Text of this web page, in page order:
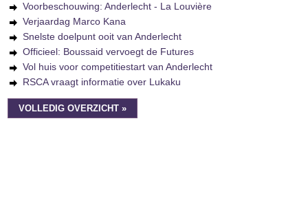
Voorbeschouwing: Anderlecht - La Louvière
Verjaardag Marco Kana
Snelste doelpunt ooit van Anderlecht
Officieel: Boussaid vervoegt de Futures
Vol huis voor competitiestart van Anderlecht
RSCA vraagt informatie over Lukaku
VOLLEDIG OVERZICHT »